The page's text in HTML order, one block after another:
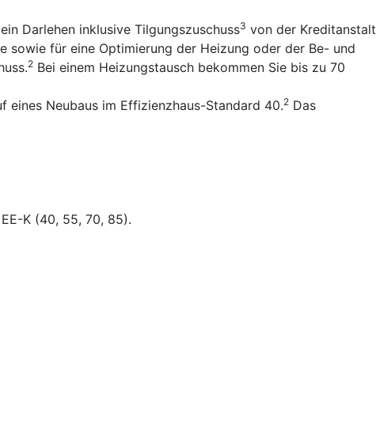
Darlehen inklusive Tilgungszuschuss3 von der Kreditanstalt
sowie für eine Optimierung der Heizung oder der Be- und
2 Bei einem Heizungstausch bekommen Sie bis zu 70
eines Neubaus im Effizienzhaus-Standard 40.2 Das
K (40, 55, 70, 85).